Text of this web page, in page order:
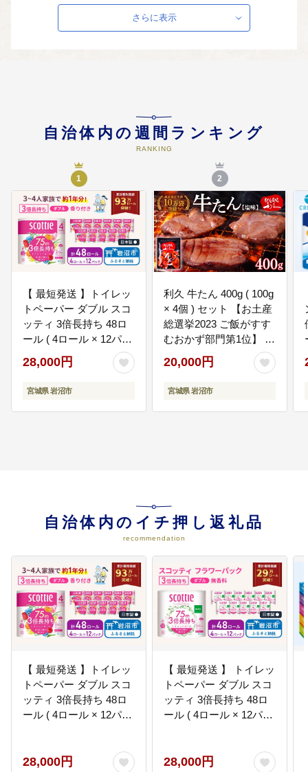
農業、商業、工業、観光など
さらに表示
自治体内の週間ランキング
RANKING
1
【 最短発送 】トイレッ
トペーパー ダブル スコ
ッティ 3倍長持ち 48ロ
ール ( 4ロール × 12パッ
ク ) フラワーパック 香
り付き
28,000円
宮城県 岩沼市
2
利久 牛たん 400g ( 100g
× 4個 ) セット 【お土産
総選挙2023 ご飯がすす
むおかず部門第1位】 塩
味 厚切り
20,000円
宮城県 岩沼市
自治体内のイチ押し返礼品
recommendation
【 最短発送 】トイレッ
トペーパー ダブル スコ
ッティ 3倍長持ち 48ロ
ール ( 4ロール × 12パッ
28,000円
【 最短発送 】 トイレッ
トペーパー ダブル スコ
ッティ 3倍長持ち 48ロ
ール ( 4ロール × 12パッ
28,000円